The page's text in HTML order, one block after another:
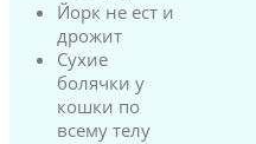
Йорк не ест и
дрожит
Сухие
болячки у
кошки по
всему телу